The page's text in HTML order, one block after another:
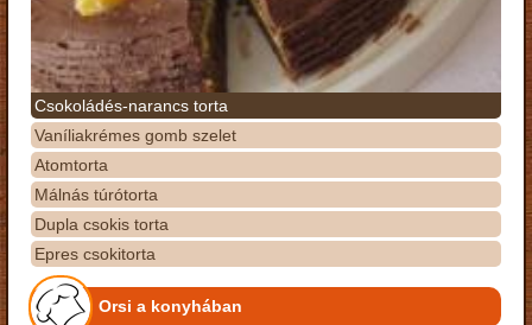
Csokoládés-narancs torta
Vaníliakrémes gomb szelet
Atomtorta
Málnás túrótorta
Dupla csokis torta
Epres csokitorta
Orsi a konyhában